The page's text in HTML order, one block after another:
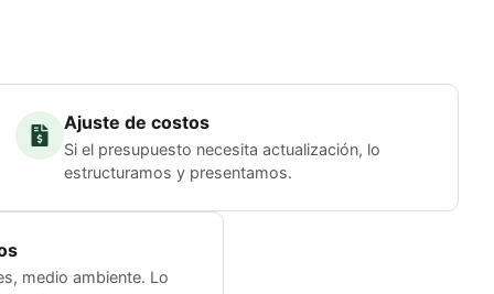
Ajuste de costos
Si el presupuesto necesita actualización, lo
estructuramos y presentamos.
medio ambiente. Lo